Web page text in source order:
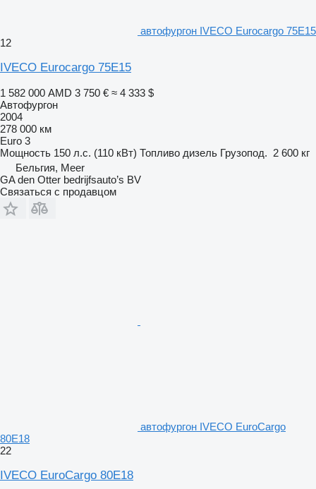
автофургон IVECO Eurocargo 75E15
12
IVECO Eurocargo 75E15
1 582 000 AMD 3 750 € ≈ 4 333 $
Автофургон
2004
278 000 км
Euro 3
Мощность 150 л.с. (110 кВт) Топливо дизель Грузопод. 2 600 кг
Бельгия, Meer
GA den Otter bedrijfsauto’s BV
Связаться с продавцом
автофургон IVECO EuroCargo
80E18
22
IVECO EuroCargo 80E18